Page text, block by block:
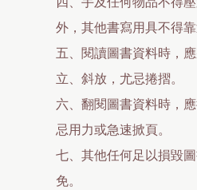
外，其他書寫用具不得靠
五、閱讀圖書資料時，
立、斜放，尤忌捲摺。
六、翻閱圖書資料時，
忌用力或急速掀頁。
七、其他任何足以損毀
免。